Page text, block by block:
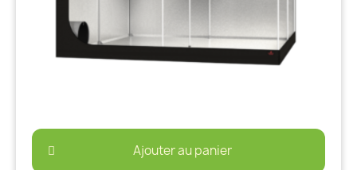
Ajouter au panier